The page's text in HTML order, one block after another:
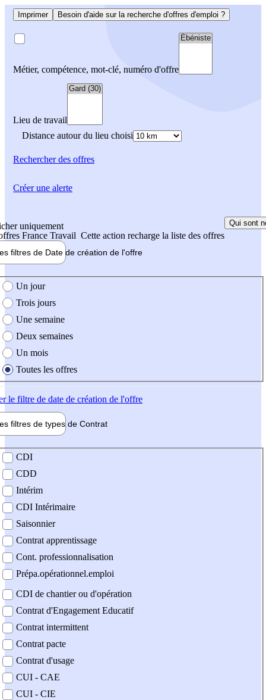
Imprimer Besoin d'aide sur la recherche d'offres d'emploi ?
Métier, compétence, mot-clé, numéro d'offre
Lieu de travail
Distance autour du lieu choisi
Rechercherdes offres
uniquement
France Travail Cette action recharge la liste des offres
Qui sont
filtres de Date de création de l'offre
création de l'offre
Un jour
Trois jours
Une semaine
Deux semaines
Un mois
Toutes les offres
le filtre de date de création de l'offre
filtres de types de Contrat
contrat
CDI
CDD
Intérim
CDI Intérimaire
Saisonnier
Contrat apprentissage
Cont. professionnalisation
Prépa.opérationnel.emploi
CDI de chantier ou d'opération
Contrat d'Engagement Educatif
Contrat intermittent
Contrat pacte
Contrat d'usage
CUI - CAE
CUI - CIE
Créer une alerte